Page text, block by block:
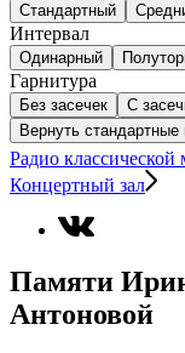
Стандартный
Интервал
Одинарный
Гарнитура
Без засечек
С
Вернуть стандартные
Радио
Концертный зал
Памяти
Антоновой